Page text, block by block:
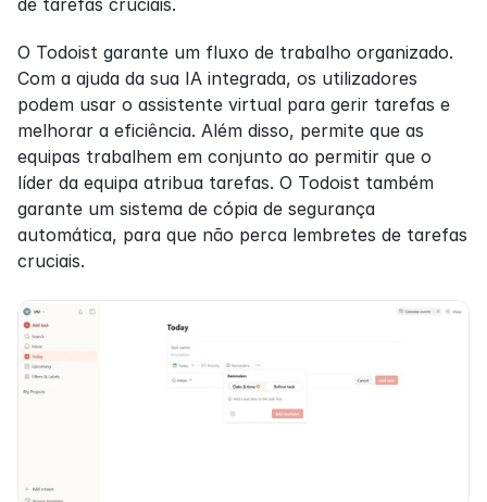
de tarefas cruciais.
O Todoist garante um fluxo de trabalho organizado.
Com a ajuda da sua IA integrada, os utilizadores
podem usar o assistente virtual para gerir tarefas e
melhorar a eficiência. Além disso, permite que as
equipas trabalhem em conjunto ao permitir que o
líder da equipa atribua tarefas. O Todoist também
garante um sistema de cópia de segurança
automática, para que não perca lembretes de tarefas
cruciais.